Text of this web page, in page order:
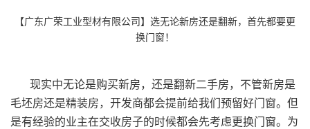
【广东广荣工业型材有限公司】 选无论新房还是翻新，首先都要更
换门窗！
现实中无论是购买新房，还是翻新二手房，不管新房是
毛坯房还是精装房，开发商都会提前给我们预留好门窗。但
是有经验的业主在交收房子的时候都会先考虑更换门窗。为